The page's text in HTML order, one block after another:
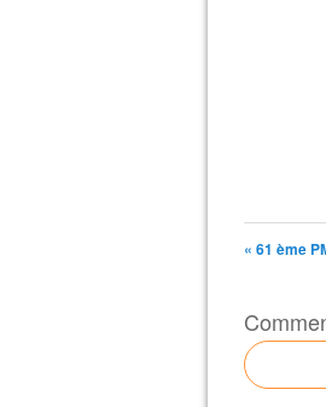
« 61 ème